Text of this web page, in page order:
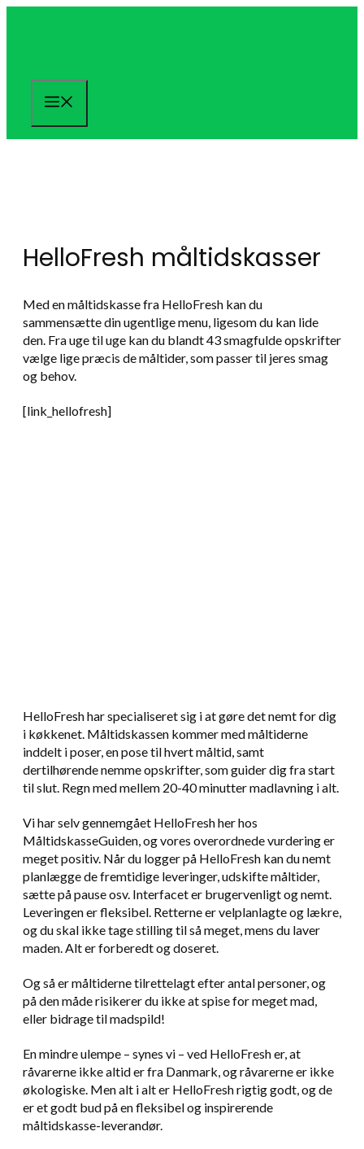
HelloFresh måltidskasser
Med en måltidskasse fra HelloFresh kan du
sammensætte din ugentlige menu, ligesom du kan lide
den. Fra uge til uge kan du blandt 43 smagfulde opskrifter
vælge lige præcis de måltider, som passer til jeres smag
og behov.
[link_hellofresh]
HelloFresh har specialiseret sig i at gøre det nemt for dig
i køkkenet. Måltidskassen kommer med måltiderne
inddelt i poser, en pose til hvert måltid, samt
dertilhørende nemme opskrifter, som guider dig fra start
til slut. Regn med mellem 20-40 minutter madlavning i alt.
Vi har selv gennemgået HelloFresh her hos
MåltidskasseGuiden, og vores overordnede vurdering er
meget positiv. Når du logger på HelloFresh kan du nemt
planlægge de fremtidige leveringer, udskifte måltider,
sætte på pause osv. Interfacet er brugervenligt og nemt.
Leveringen er fleksibel. Retterne er velplanlagte og lækre,
og du skal ikke tage stilling til så meget, mens du laver
maden. Alt er forberedt og doseret.
Og så er måltiderne tilrettelagt efter antal personer, og
på den måde risikerer du ikke at spise for meget mad,
eller bidrage til madspild!
En mindre ulempe – synes vi – ved HelloFresh er, at
råvarerne ikke altid er fra Danmark, og råvarerne er ikke
økologiske. Men alt i alt er HelloFresh rigtig godt, og de
er et godt bud på en fleksibel og inspirerende
måltidskasse-leverandør.